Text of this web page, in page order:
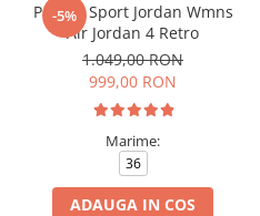
-5%
Pantofi Sport Jordan Wmns
Air Jordan 4 Retro
1.049,00 RON
999,00 RON
Marime:
36
ADAUGA IN COS